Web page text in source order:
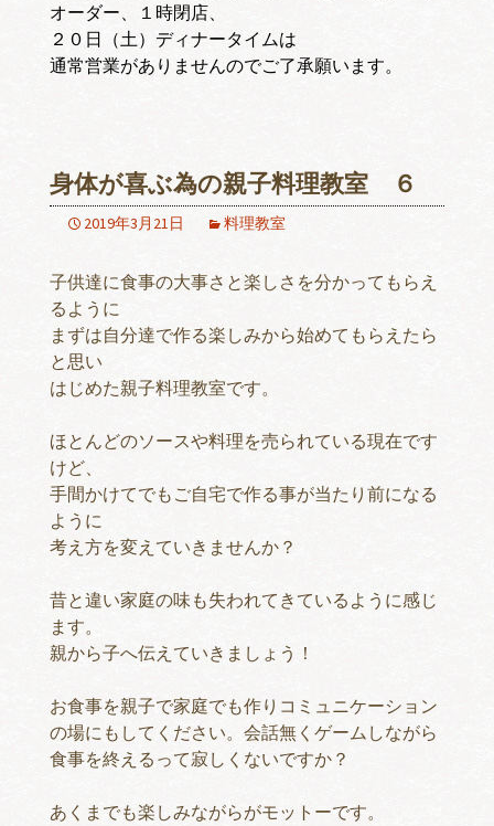
オーダー、１時閉店、
２０日（土）ディナータイムは
通常営業がありませんのでご了承願います。
身体が喜ぶ為の親子料理教室 ６
2019年3月21日 料理教室
子供達に食事の大事さと楽しさを分かってもらえ
るように
まずは自分達で作る楽しみから始めてもらえたら
と思い
はじめた親子料理教室です。
ほとんどのソースや料理を売られている現在です
けど、
手間かけてでもご自宅で作る事が当たり前になる
ように
考え方を変えていきませんか？
昔と違い家庭の味も失われてきているように感じ
ます。
親から子へ伝えていきましょう！
お食事を親子で家庭でも作りコミュニケーション
の場にもしてください。会話無くゲームしながら
食事を終えるって寂しくないですか？
あくまでも楽しみながらがモットーです。